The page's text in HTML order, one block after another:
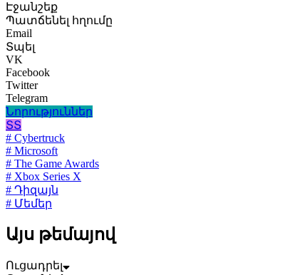
Էջանշեք
Պատճենել հղումը
Email
Տպել
VK
Facebook
Twitter
Telegram
Նորություններ
ՏՏ
# Cybertruck
# Microsoft
# The Game Awards
# Xbox Series X
# Դիզայն
# Մեմեր
Այս թեմայով
Ուցադրել